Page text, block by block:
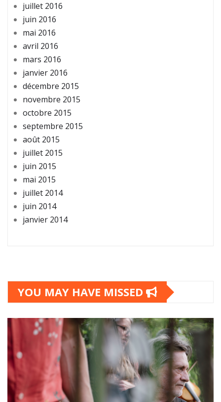
juillet 2016
juin 2016
mai 2016
avril 2016
mars 2016
janvier 2016
décembre 2015
novembre 2015
octobre 2015
septembre 2015
août 2015
juillet 2015
juin 2015
mai 2015
juillet 2014
juin 2014
janvier 2014
YOU MAY HAVE MISSED